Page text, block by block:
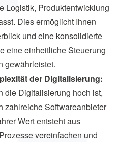
Logistik, Produktentwicklung
Dies ermöglicht Ihnen
und eine konsolidierte
eine einheitliche Steuerung
gewährleistet.
der Digitalisierung:
die Digitalisierung hoch ist,
zahlreiche Softwareanbieter
Wert entsteht aus
vereinfachen und